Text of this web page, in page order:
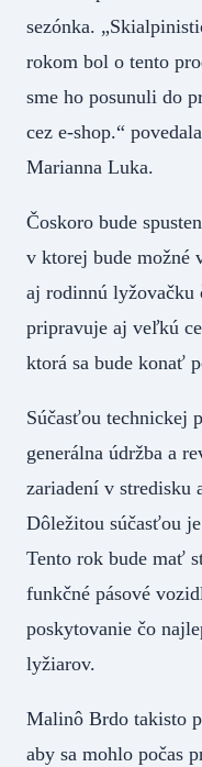
sezónka.
rokom bol o tento
sme ho posunuli do
cez e-shop.“
Marianna Luka.
Čoskoro bude
v ktorej bude možné
aj rodinnú
pripravuje aj veľkú
ktorá sa bude
Súčasťou technickej
generálna údržba a
zariadení v stredisku
Dôležitou súčasťou
Tento rok bude mať
funkčné pásové
poskytovanie čo
lyžiarov.
Malinô Brdo takisto
aby sa mohlo počas